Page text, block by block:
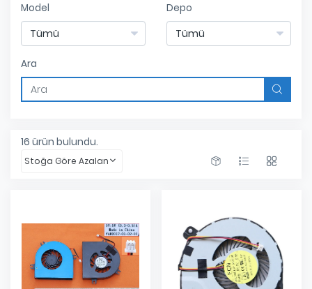
Model Depo
Ara
16 ürün bulundu.
Stoğa Göre Azalan